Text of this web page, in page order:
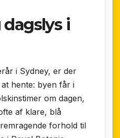
dagslys i
i Sydney, er der
hente: byen får i
om dagen,
af klare, blå
forhold til